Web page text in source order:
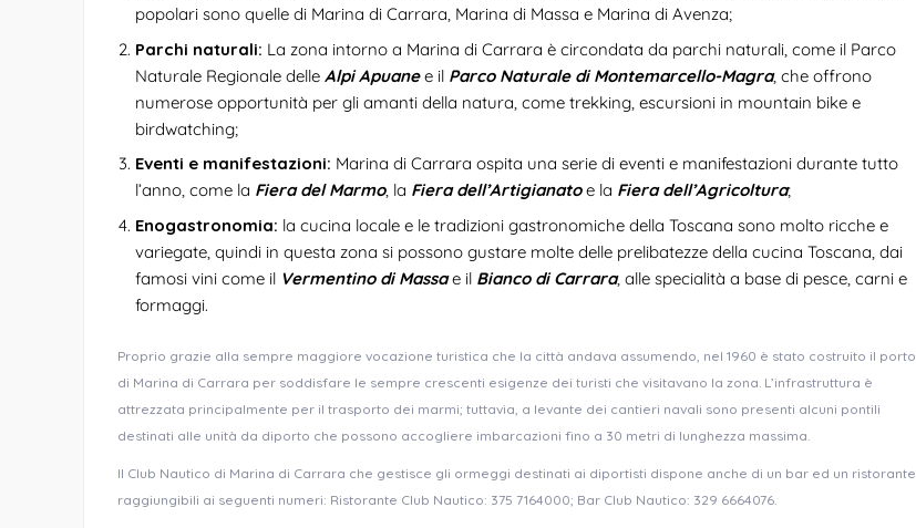
popolari sono quelle di Marina di Carrara, Marina di Massa e Marina di Avenza;
Parchi naturali: La zona intorno a Marina di Carrara è circondata da parchi naturali, come il Parco
Naturale Regionale delle Alpi Apuanee il Parco Naturale di Montemarcello-Magra, che offrono
numerose opportunità per gli amanti della natura, come trekking, escursioni in mountain bike e
birdwatching;
Eventi e manifestazioni: Marina di Carrara ospita una serie di eventi e manifestazioni durante tutto
l’anno, come la Fiera del Marmo, la Fiera dell’Artigianatoe la Fiera dell’Agricoltura;
Enogastronomia: la cucina locale e le tradizioni gastronomiche della Toscana sono molto ricche e
variegate, quindi in questa zona si possono gustare molte delle prelibatezze della cucina Toscana, dai
famosi vini come il Vermentino di Massae il Bianco di Carrara, alle specialità a base di pesce, carni e
formaggi.
Proprio grazie alla sempre maggiore vocazione turistica che la città andava assumendo, nel 1960 è stato costruito il porto
di Marina di Carrara per soddisfare le sempre crescenti esigenze dei turisti che visitavano la zona. L’infrastruttura è
attrezzata principalmente per il trasporto dei marmi; tuttavia, a levante dei cantieri navali sono presenti alcuni pontili
destinati alle unità da diporto che possono accogliere imbarcazioni fino a 30 metri di lunghezza massima.
Il Club Nautico di Marina di Carrara che gestisce gli ormeggi destinati ai diportisti dispone anche di un bar ed un ristorante
raggiungibili ai seguenti numeri: Ristorante Club Nautico: 375 7164000; Bar Club Nautico: 329 6664076.